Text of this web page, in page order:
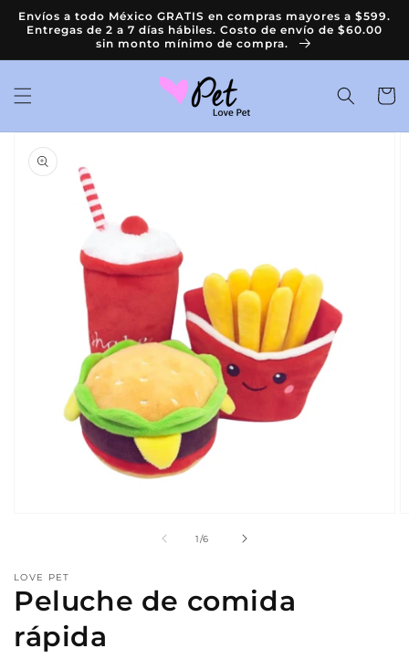
directamente
al contenido
Envíos a todo México GRATIS en compras mayores a $599.
Entregas de 2 a 7 días hábiles. Costo de envío de $60.00
sin monto mínimo de compra.
Carrito
directamente
información
del producto
en
ventana
modal
1/
de
6
LOVE PET
Peluche de comida
rápida